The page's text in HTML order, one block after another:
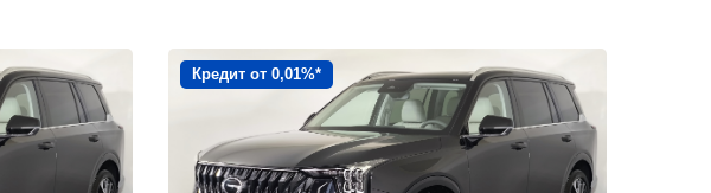
Кредит от 0,01%*